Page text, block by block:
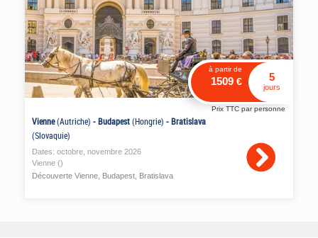
à partir de
1509€ 5
jours
Prix TTC par personne
Vienne(Autriche) -Budapest(Hongrie) -Bratislava
(Slovaquie)
Dates: octobre novembre 2026
Vienne ()
Découverte Vienne, Budapest, Bratislava